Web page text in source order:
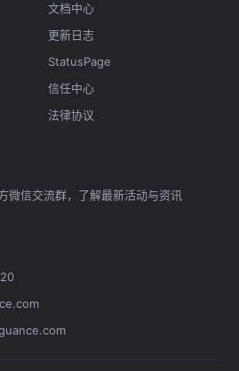
文档中心
更新日志
StatusPage
信任中心
法律协议
微信交流群，了解最新活动与资讯